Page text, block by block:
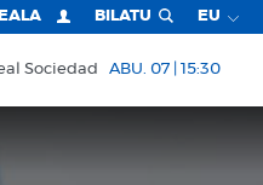
BILATU EU
Sociedad ABU. 07 | 15:30